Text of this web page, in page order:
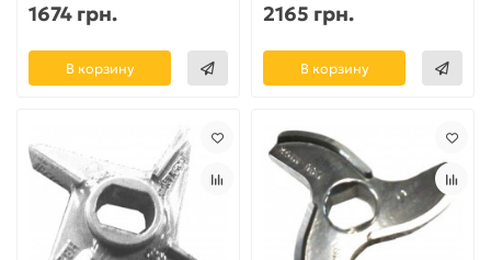
1674 грн.
В корзину
2165 грн.
В корзину